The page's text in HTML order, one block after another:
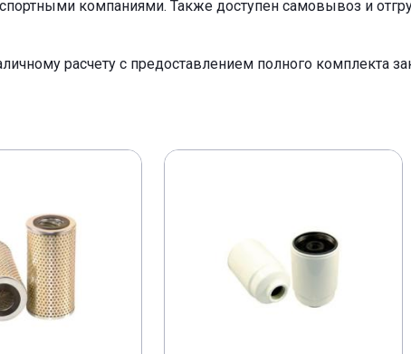
компаниями. Также доступен самовывоз и
расчету с предоставлением полного комплекта